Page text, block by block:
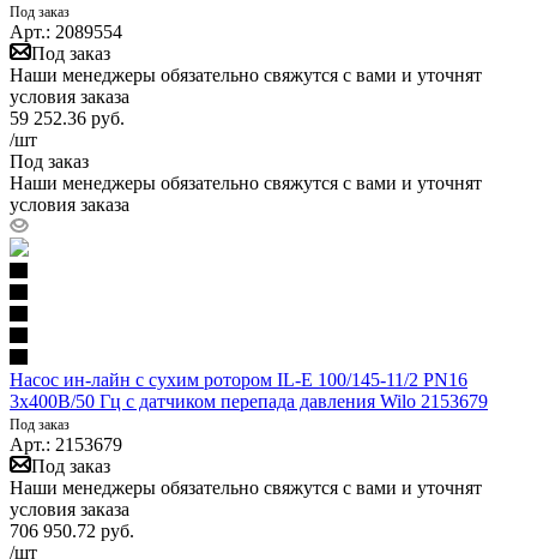
Под заказ
Арт.: 2089554
Под заказ
Наши менеджеры обязательно свяжутся с вами и уточнят
условия заказа
59 252.36 руб.
/шт
Под заказ
Наши менеджеры обязательно свяжутся с вами и уточнят
условия заказа
Насос ин-лайн с сухим ротором IL-E 100/145-11/2 PN16
3х400В/50 Гц с датчиком перепада давления Wilo 2153679
Под заказ
Арт.: 2153679
Под заказ
Наши менеджеры обязательно свяжутся с вами и уточнят
условия заказа
706 950.72 руб.
/шт